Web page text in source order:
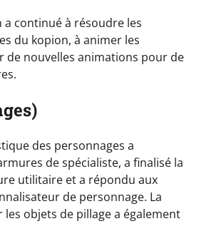
a continué à résoudre les
du kopion, à animer les
de nouvelles animations pour de
des personnages a
de spécialiste, a finalisé la
utilitaire et a répondu aux
de personnage. La
objets de pillage a également